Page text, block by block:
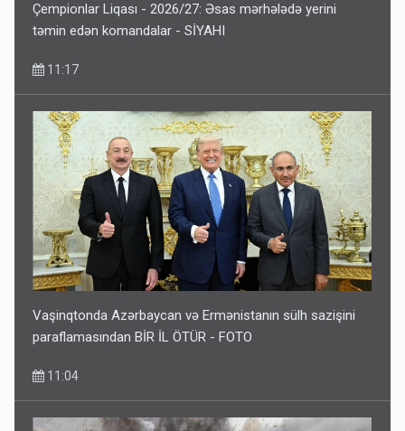
Çempionlar Liqası - 2026/27: Əsas mərhələdə yerini
təmin edən komandalar - SİYAHI
11:17
Vaşinqtonda Azərbaycan və Ermənistanın sülh sazişini
paraflamasından BİR İL ÖTÜR - FOTO
11:04